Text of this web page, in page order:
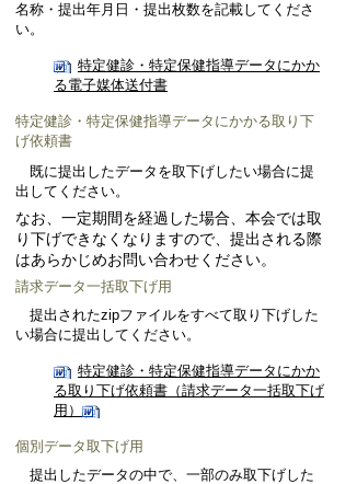
名称・提出年月日・提出枚数を記載してくださ
い。
特定健診・特定保健指導データにかか
る電子媒体送付書
特定健診・特定保健指導データにかかる取り下
げ依頼書
既に提出したデータを取下げしたい場合に提
出してください。
なお、一定期間を経過した場合、本会では取
り下げできなくなりますので、 提出される際
はあらかじめお問い合わせください。
請求データ一括取下げ用
提出されたzipファイルをすべて取り下げした
い場合に提出してください。
特定健診・特定保健指導データにかか
る取り下げ依頼書（請求データ一括取下げ
用）
個別データ取下げ用
提出したデータの中で、一部のみ取下げした